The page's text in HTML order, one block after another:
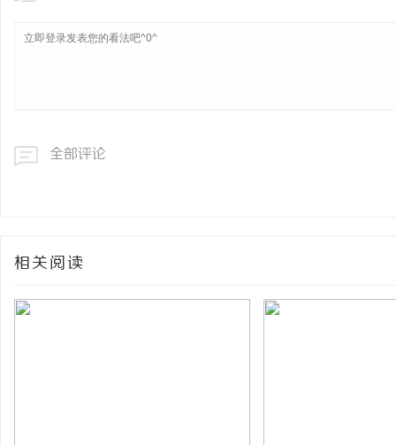
全部评论
相关阅读